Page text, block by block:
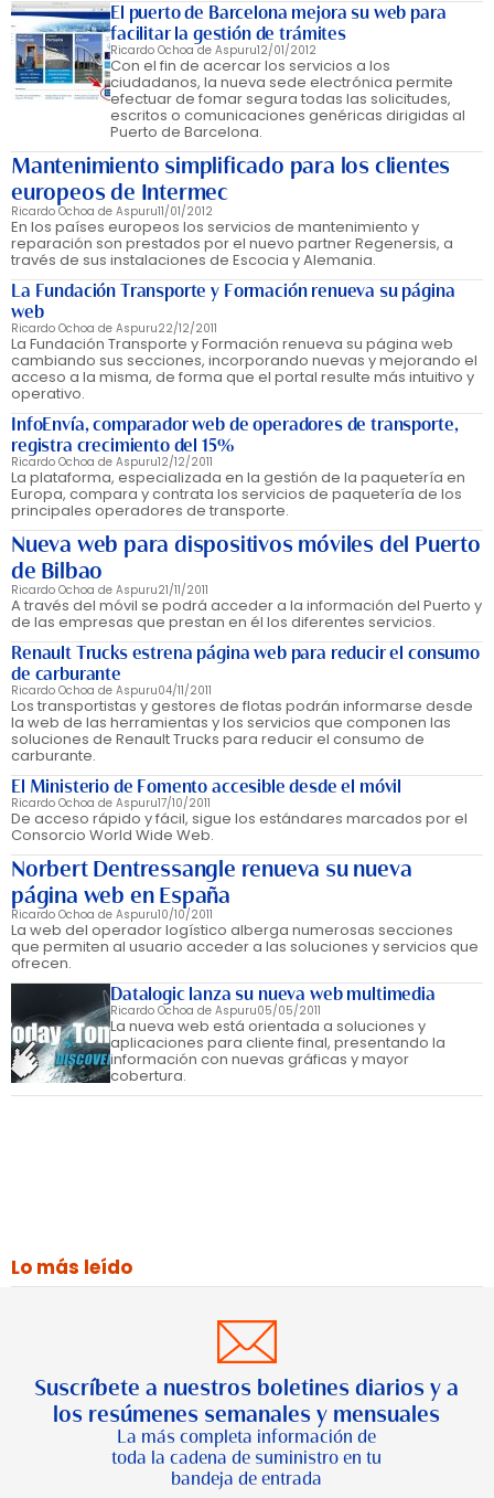
El puerto de Barcelona mejora su web para
facilitar la gestión de trámites
Ricardo Ochoa de Aspuru12/01/2012
Con el fin de acercar los servicios a los
ciudadanos, la nueva sede electrónica permite
efectuar de fomar segura todas las solicitudes,
escritos o comunicaciones genéricas dirigidas al
Puerto de Barcelona.
Mantenimiento simplificado para los clientes
europeos de Intermec
Ricardo Ochoa de Aspuru11/01/2012
En los países europeos los servicios de mantenimiento y
reparación son prestados por el nuevo partner Regenersis, a
través de sus instalaciones de Escocia y Alemania.
La Fundación Transporte y Formación renueva su página
web
Ricardo Ochoa de Aspuru22/12/2011
La Fundación Transporte y Formación renueva su página web
cambiando sus secciones, incorporando nuevas y mejorando el
acceso a la misma, de forma que el portal resulte más intuitivo y
operativo.
InfoEnvía, comparador web de operadores de transporte,
registra crecimiento del 15%
Ricardo Ochoa de Aspuru12/12/2011
La plataforma, especializada en la gestión de la paquetería en
Europa, compara y contrata los servicios de paquetería de los
principales operadores de transporte.
Nueva web para dispositivos móviles del Puerto
de Bilbao
Ricardo Ochoa de Aspuru21/11/2011
A través del móvil se podrá acceder a la información del Puerto y
de las empresas que prestan en él los diferentes servicios.
Renault Trucks estrena página web para reducir el consumo
de carburante
Ricardo Ochoa de Aspuru04/11/2011
Los transportistas y gestores de flotas podrán informarse desde
la web de las herramientas y los servicios que componen las
soluciones de Renault Trucks para reducir el consumo de
carburante.
El Ministerio de Fomento accesible desde el móvil
Ricardo Ochoa de Aspuru17/10/2011
De acceso rápido y fácil, sigue los estándares marcados por el
Consorcio World Wide Web.
Norbert Dentressangle renueva su nueva
página web en España
Ricardo Ochoa de Aspuru10/10/2011
La web del operador logístico alberga numerosas secciones
que permiten al usuario acceder a las soluciones y servicios que
ofrecen.
Datalogic lanza su nueva web multimedia
Ricardo Ochoa de Aspuru05/05/2011
La nueva web está orientada a soluciones y
aplicaciones para cliente final, presentando la
información con nuevas gráficas y mayor
cobertura.
Lo más leído
Suscríbete a nuestros boletines diarios y a
los resúmenes semanales y mensuales
La más completa información de
toda la cadena de suministro en tu
bandeja de entrada